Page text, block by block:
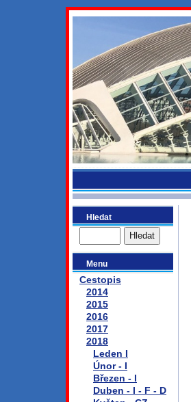
Hledat
Menu
Cestopis
2014
2015
2016
2017
2018
Leden I
Únor - I
Březen - I
Duben - I - F - D